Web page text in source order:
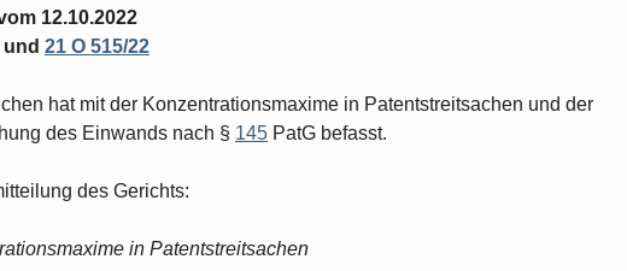
12.10.2022
und 21 O 515/22
hat mit der Konzentrationsmaxime in Patentstreitsachen und der
des Einwands nach § 145 PatG befasst.
des Gerichts:
in Patentstreitsachen